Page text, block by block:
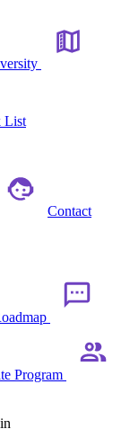
List
Contact
Program